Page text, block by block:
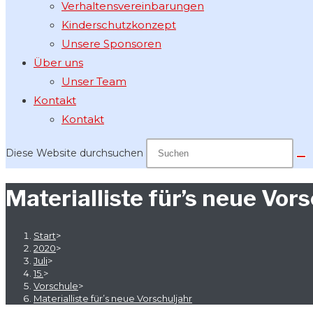
Verhaltensvereinbarungen
Kinderschutzkonzept
Unsere Sponsoren
Über uns
Unser Team
Kontakt
Kontakt
Diese Website durchsuchen
Materialliste für’s neue
Start>
2020>
Juli>
15. >
Vorschule>
Materialliste für’s neue Vorschuljahr